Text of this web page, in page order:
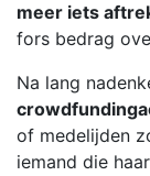
meer iets
fors bedrag
Na lang
of medelijden
iemand die